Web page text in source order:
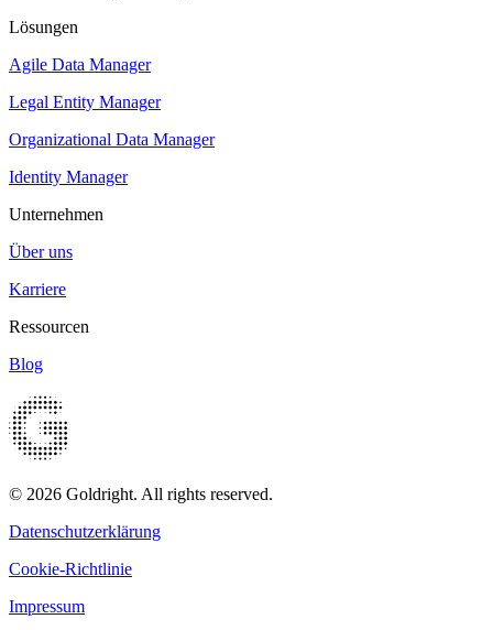
Lösungen
Agile Data Manager
Legal Entity Manager
Organizational Data Manager
Identity Manager
Unternehmen
Über uns
Karriere
Ressourcen
Blog
© 2026 Goldright. All rights reserved.
Datenschutzerklärung
Cookie-Richtlinie
Impressum